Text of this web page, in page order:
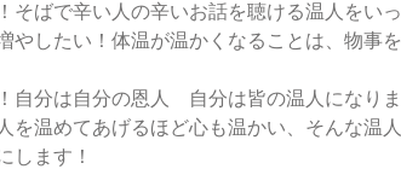
そばで辛い人の辛いお話を聴ける温人をい
やしたい！体温が温かくなることは、物事
自分は自分の恩人　自分は皆の温人になりま
を温めてあげるほど心も温かい、そんな温
します！